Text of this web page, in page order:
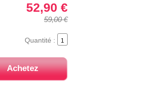
59,00 €
52,90 €
Quantité :
Achetez